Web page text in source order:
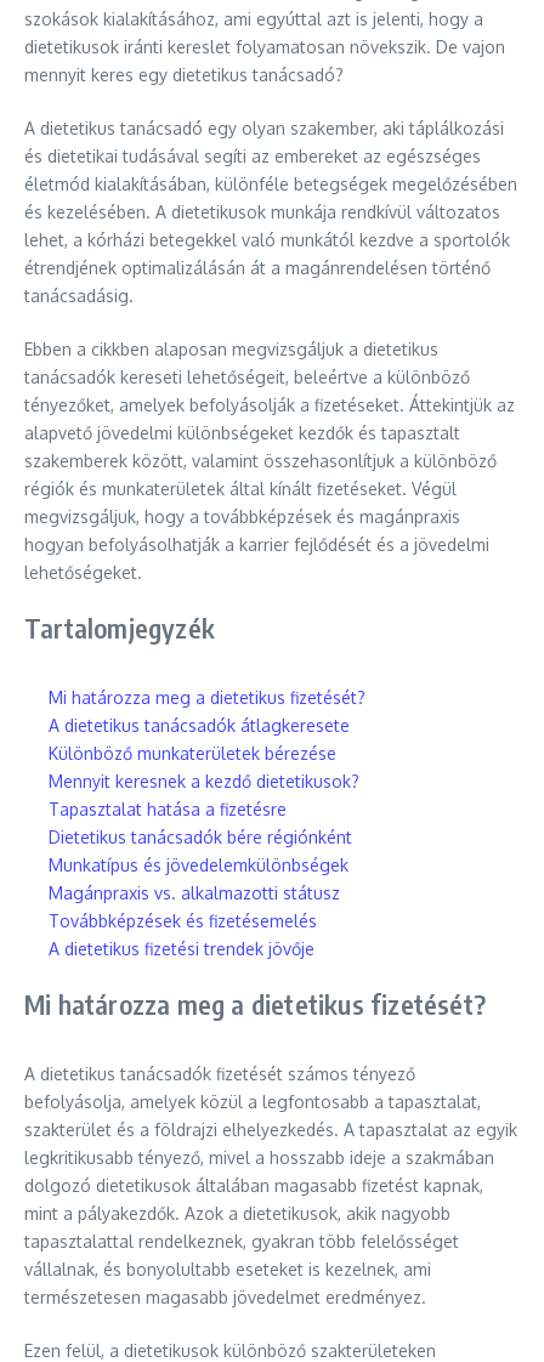
szokások kialakításához, ami egyúttal azt is jelenti, hogy a
dietetikusok iránti kereslet folyamatosan növekszik. De vajon
mennyit keres egy dietetikus tanácsadó?
A dietetikus tanácsadó egy olyan szakember, aki táplálkozási
és dietetikai tudásával segíti az embereket az egészséges
életmód kialakításában, különféle betegségek megelőzésében
és kezelésében. A dietetikusok munkája rendkívül változatos
lehet, a kórházi betegekkel való munkától kezdve a sportolók
étrendjének optimalizálásán át a magánrendelésen történő
tanácsadásig.
Ebben a cikkben alaposan megvizsgáljuk a dietetikus
tanácsadók kereseti lehetőségeit, beleértve a különböző
tényezőket, amelyek befolyásolják a fizetéseket. Áttekintjük az
alapvető jövedelmi különbségeket kezdők és tapasztalt
szakemberek között, valamint összehasonlítjuk a különböző
régiók és munkaterületek által kínált fizetéseket. Végül
megvizsgáljuk, hogy a továbbképzések és magánpraxis
hogyan befolyásolhatják a karrier fejlődését és a jövedelmi
lehetőségeket.
Tartalomjegyzék
Mi határozza meg a dietetikus fizetését?
A dietetikus tanácsadók átlagkeresete
Különböző munkaterületek bérezése
Mennyit keresnek a kezdő dietetikusok?
Tapasztalat hatása a fizetésre
Dietetikus tanácsadók bére régiónként
Munkatípus és jövedelemkülönbségek
Magánpraxis vs. alkalmazotti státusz
Továbbképzések és fizetésemelés
A dietetikus fizetési trendek jövője
Mi határozza meg a dietetikus fizetését?
A dietetikus tanácsadók fizetését számos tényező
befolyásolja, amelyek közül a legfontosabb a tapasztalat,
szakterület és a földrajzi elhelyezkedés. A tapasztalat az egyik
legkritikusabb tényező, mivel a hosszabb ideje a szakmában
dolgozó dietetikusok általában magasabb fizetést kapnak,
mint a pályakezdők. Azok a dietetikusok, akik nagyobb
tapasztalattal rendelkeznek, gyakran több felelősséget
vállalnak, és bonyolultabb eseteket is kezelnek, ami
természetesen magasabb jövedelmet eredményez.
Ezen felül, a dietetikusok különböző szakterületeken